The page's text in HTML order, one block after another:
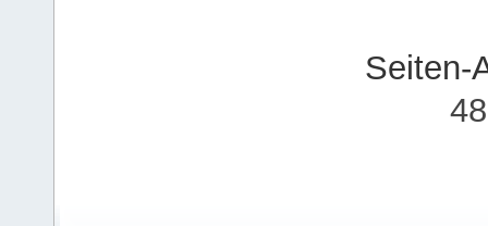
Seiten-